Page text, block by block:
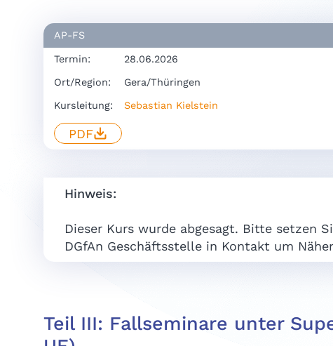
AP-FS
Termin: 28.06.2026
Ort/Region: Gera/Thüringen
Kursleitung: Sebastian Kielstein
PDF
Hinweis:
Dieser Kurs wurde abgesagt. Bitte setzen
DGfAn Geschäftsstelle in Kontakt um
Teil III: Fallseminare unter